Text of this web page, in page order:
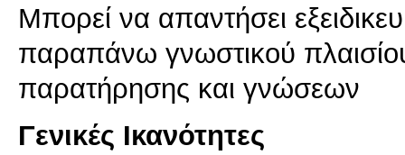
Μπορεί να απαντήσει
παραπάνω γνωστικού
παρατήρησης και γνώσεων
Γενικές Ικανότητες